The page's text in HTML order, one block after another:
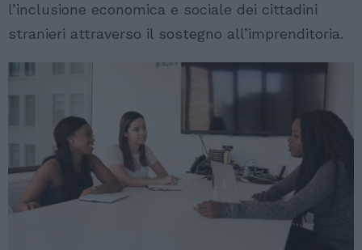
l’inclusione economica e sociale dei cittadini
stranieri attraverso il sostegno all’imprenditoria.